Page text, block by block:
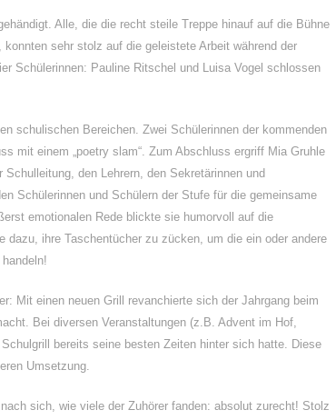
Alle, die die recht steile Treppe hinauf auf die Bühne
sehr stolz auf die geleistete Arbeit während der
Schülerinnen: Pauline Ritschel und Luisa Vogel schlossen
schulischen Bereichen. Zwei Schülerinnen der kommenden
mit einem „poetry slam“. Zum Abschluss ergriff Mia Gruhle
den Lehrern, den Sekretärinnen und
Schülerinnen und Schülern der Stufe für die gemeinsame
emotionalen Rede blickte sie humorvoll auf die
ihre Taschentücher zu zücken, um die ein oder andere
Mit einen neuen Grill revanchierte sich der Jahrgang beim
Bei diversen Veranstaltungen (z.B. Advent im Hof,
bereits seine besten Zeiten hinter sich hatte. Diese
Umsetzung.
sich, wie viele der Zuhörer fanden: absolut zurecht! Stolz